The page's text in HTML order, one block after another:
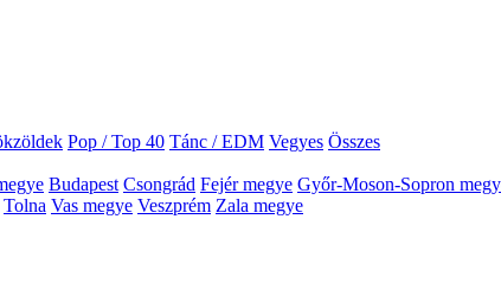
Pop / Top 40 Tánc / EDM Vegyes Összes
Budapest Csongrád Fejér megye Győr-Moson-Sopron
Tolna Vas megye Veszprém Zala megye